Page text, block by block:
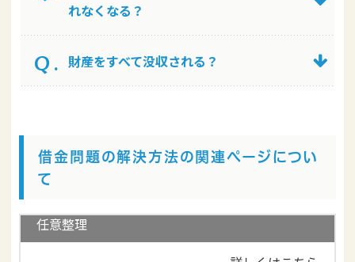
れなくなる？
財産をすべて没収される？
借金問題の解決方法の関連ページについ
て
任意整理